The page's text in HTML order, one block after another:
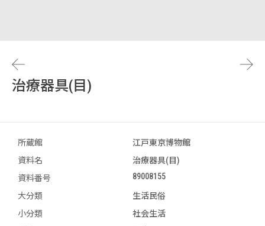
治療器具(目)
所蔵館
江戸東京博物館
資料名
治療器具(目)
資料番号
89008155
大分類
生活民俗
小分類
社会生活